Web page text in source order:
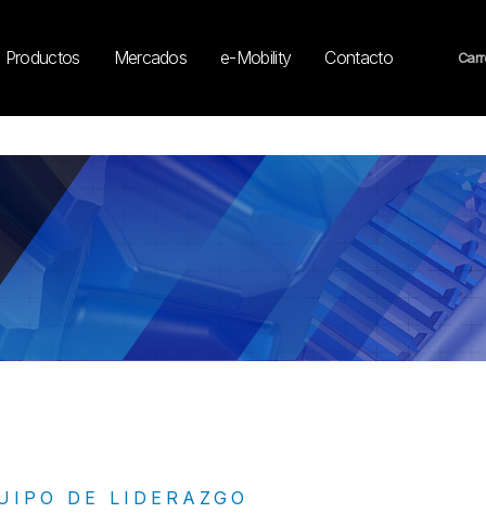
Productos Mercados e-Mobility Contacto
DE LIDERAZGO